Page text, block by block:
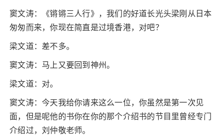
窦文涛：《锵锵三人行》，我们的好道长光头梁刚从日本
匆匆而来，你现在简直是过境香港，对吧？
梁文道：差不多。
窦文涛：马上又要回到神州。
梁文道：对。
窦文涛：今天我给你请来这么一位，你虽然是第一次见
面，但是呢他的书你在你的那个介绍书的节目里曾经专门
介绍过，刘仲敬老师。